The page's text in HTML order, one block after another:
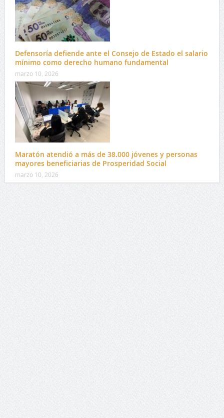
Defensoría defiende ante el Consejo de Estado el salario
mínimo como derecho humano fundamental
marzo 10, 2026
Maratón atendió a más de 38.000 jóvenes y personas
mayores beneficiarias de Prosperidad Social
marzo 10, 2026